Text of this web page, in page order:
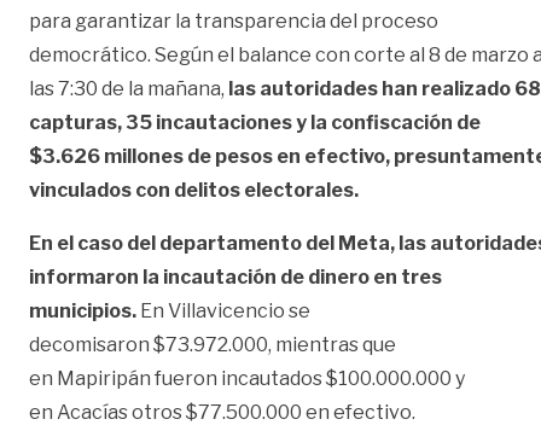
para garantizar la transparencia del proceso
democrático. Según el balance con corte al 8 de marzo
las 7:30 de la mañana, las autoridades han realizado 68
capturas, 35 incautaciones y la confiscación de
$3.626 millones de pesos en efectivo,
vinculados con delitos electorales.
En el caso del departamento del Meta, las
informaron la incautación de dinero en tres
municipios. En Villavicencio se
decomisaron $73.972.000, mientras que
en Mapiripán fueron incautados $100.000.000 y
en Acacías otros $77.500.000 en efectivo.